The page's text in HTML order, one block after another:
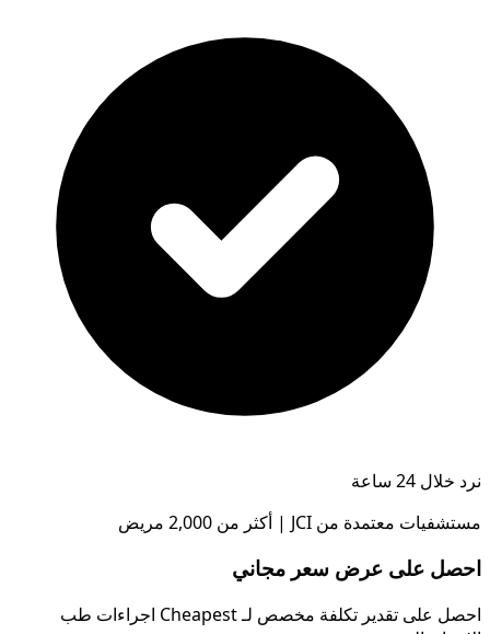
نرد خلال 24 ساعة
مستشفيات معتمدة من JCI | أكثر من 2,000 مريض
احصل على عرض سعر مجاني
احصل على تقدير تكلفة مخصص لـ Cheapest اجراءات طب